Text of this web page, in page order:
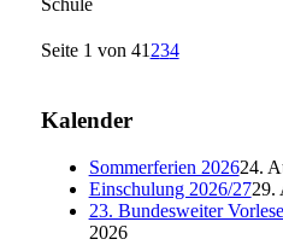
Seite 1 von 41 234
Kalender
Sommerferien 202624.
Einschulung 2026/2729.
23. Bundesweiter
2026